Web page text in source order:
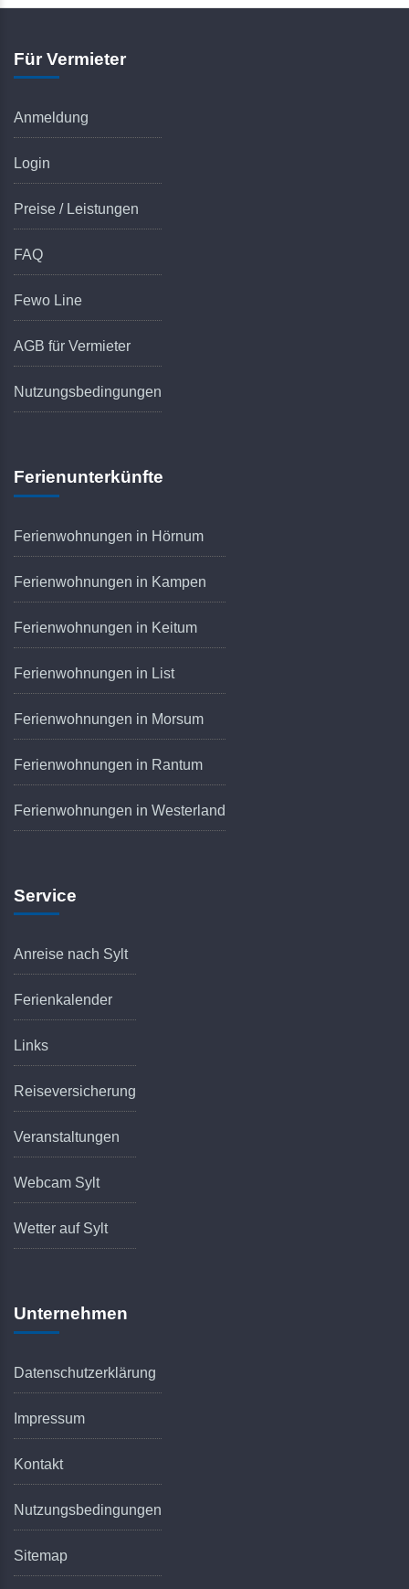
Für Vermieter
Anmeldung
Login
Preise / Leistungen
FAQ
Fewo Line
AGB für Vermieter
Nutzungsbedingungen
Ferienunterkünfte
Ferienwohnungen in Hörnum
Ferienwohnungen in Kampen
Ferienwohnungen in Keitum
Ferienwohnungen in List
Ferienwohnungen in Morsum
Ferienwohnungen in Rantum
Ferienwohnungen in Westerland
Service
Anreise nach Sylt
Ferienkalender
Links
Reiseversicherung
Veranstaltungen
Webcam Sylt
Wetter auf Sylt
Unternehmen
Datenschutzerklärung
Impressum
Kontakt
Nutzungsbedingungen
Sitemap